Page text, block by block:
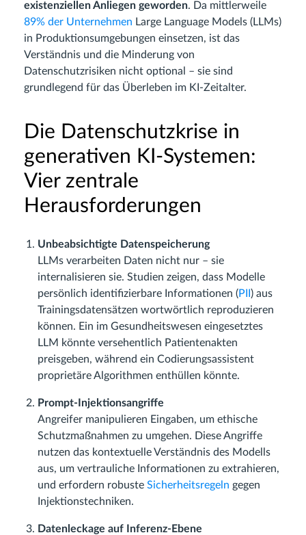
existenziellen Anliegen geworden. Da mittlerweile
89% der Unternehmen Large Language Models (LLMs)
in Produktionsumgebungen einsetzen, ist das
Verständnis und die Minderung von
Datenschutzrisiken nicht optional – sie sind
grundlegend für das Überleben im KI-Zeitalter.
Die Datenschutzkrise in
generativen KI-Systemen:
Vier zentrale
Herausforderungen
Unbeabsichtigte Datenspeicherung
LLMs verarbeiten Daten nicht nur – sie
internalisieren sie. Studien zeigen, dass Modelle
persönlich identifizierbare Informationen (PII ) aus
Trainingsdatensätzen wortwörtlich reproduzieren
können. Ein im Gesundheitswesen eingesetztes
LLM könnte versehentlich Patientenakten
preisgeben, während ein Codierungsassistent
proprietäre Algorithmen enthüllen könnte.
Prompt-Injektionsangriffe
Angreifer manipulieren Eingaben, um ethische
Schutzmaßnahmen zu umgehen. Diese Angriffe
nutzen das kontextuelle Verständnis des Modells
aus, um vertrauliche Informationen zu extrahieren,
und erfordern robuste Sicherheitsregeln gegen
Injektionstechniken.
Datenleckage auf Inferenz-Ebene